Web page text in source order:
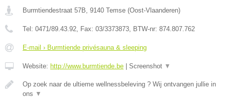
Burmtiendestraat 57B 9140 Temse (Oost-Vlaanderen)
Tel: 0471/89.43.92 , Fax: 03/3373873 , BTW-nr: 874.807.762
E-mail › Burmtiende privésauna & sleeping
Website: http://www.burmtiende.be Screenshot ▼
Op zoek naar de ultieme wellnessbeleving ? Wij ontvangen jullie in
ons ▼